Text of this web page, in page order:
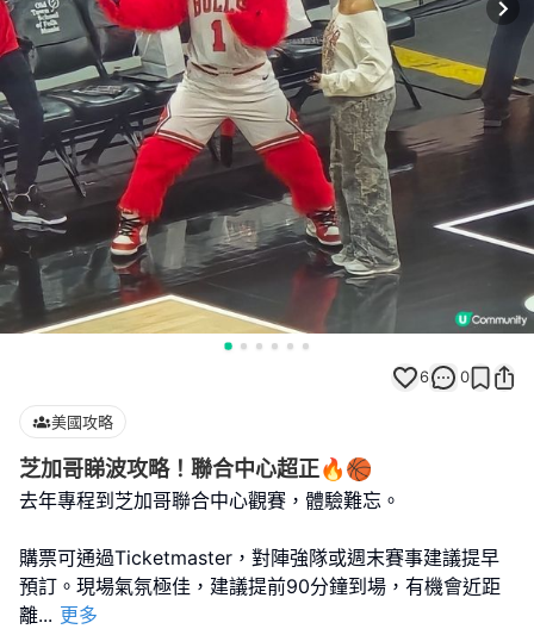
6 0
美國攻略
芝加哥睇波攻略！聯合中心超正🔥🏀
去年專程到芝加哥聯合中心觀賽，體驗難忘。
購票可通過Ticketmaster，對陣強隊或週末賽事建議提早
預訂。現場氣氛極佳，建議提前90分鐘到場，有機會近距
離... 更多